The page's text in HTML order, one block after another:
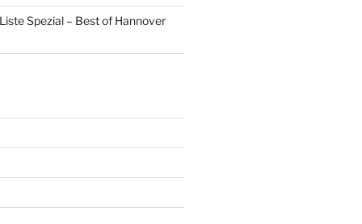
Spezial – Best of Hannover